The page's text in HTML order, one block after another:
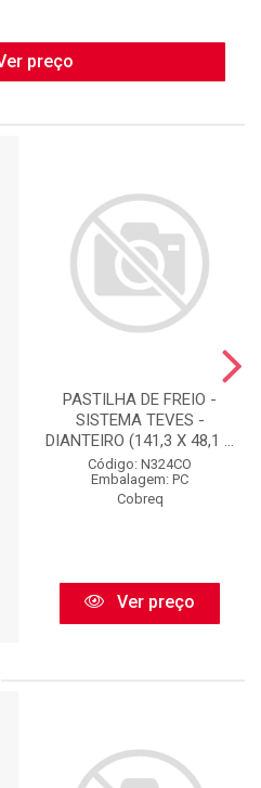
preço
PASTILHA DE FREIO -
SISTEMA TEVES -
DIANTEIRO (141,3 X 48,1 ...
Código: N324CO
Embalagem: PC
Cobreq
Ver preço